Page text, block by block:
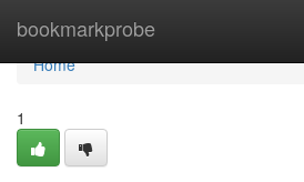
bookmarkprobe
Home
Home
1